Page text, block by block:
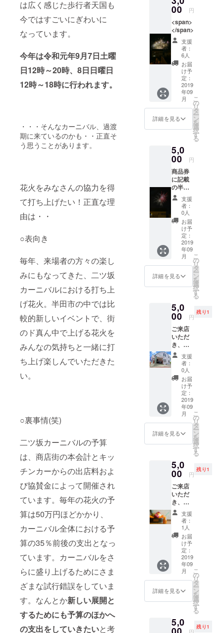
は広く感じた歩行者天国も
今ではすごいにぎわいに
なっています。
今年は令和元年9月7日土曜
日12時～20時、8日日曜日
12時～18時に行われます。
・・・そんなカーニバル、過渡
期に来ているのかも・・正直そ
う思うことがあります。
花火をみなさんの協力を得
て打ち上げたい！正直な理
由は・・
○表向き
毎年、来場者の方々の楽し
みにもなってきた、二ツ坂
カーニバルにおける打ち上
げ花火。半田市の中では比
較的新しいイベントで、街
のド真ん中で上げる花火を
みんなの気持ちと一緒に打
ち上げ楽しんでいただきた
い。
○裏事情(笑)
二ツ坂カーニバルの予算
は、商店街の本会計とキッ
チンカーからの出店料およ
び協賛金によって開催され
ています。毎年の花火の予
算は50万円ほどかかり、
カーニバル全体における予
算の35％前後の支出となっ
ています。カーニバルをさ
らに盛り上げるためにさま
ざまな試行錯誤をしていま
す。なんとか新しい展開と
するためにも予算のほかへ
の支出をしていきたいと考
張っていま
る美味
しい
フード
をお楽
しみい
ただけ
ます。
00 円
<span>
</span>
支援
者：
6人
お届
け予
定：
2019
年09
月
詳細を見る
こ
の
リ
タ
ー
ン
を
選
択
す
る
5,0
00 円
商品券
に記載
の半田
図書館
前通り
商店街
加盟店
舗にて
お使い
いただ
けま
す。
（ロー
ソンの
ぞく）
支援
者：
0人
お届
け予
定：
2019
年09
月
詳細を見る
こ
の
リ
タ
ー
ン
を
選
択
す
る
5,0
00 円
残り1
ご来店
いただ
き、通
常の体
験レッ
スンと
は違
う、30
分ほど
のレッ
スンメ
ニュー
を提供
しま
す。こ
の機会
いかが
です
か。
支援
者：
0人
お届
け予
定：
2019
年09
月
詳細を見る
こ
の
リ
タ
ー
ン
を
選
択
す
る
5,0
00 円
残り1
ご来店
いただ
き、そ
の時に
ある食
材や定
員さん
のおス
スメの
食材を
使った
1000円
ほどの
ジュー
スを提
供させ
だきま
す。
支援
者：
1人
お届
け予
定：
2019
年09
月
詳細を見る
こ
の
リ
タ
ー
ン
を
選
択
す
る
5,0
円
残り1